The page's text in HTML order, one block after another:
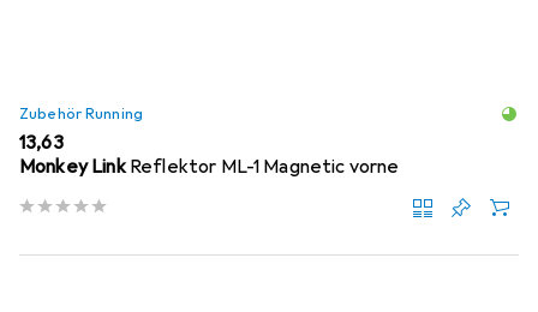
Zubehör Running
EUR
13,63
Monkey Link Reflektor ML-1 Magnetic vorne